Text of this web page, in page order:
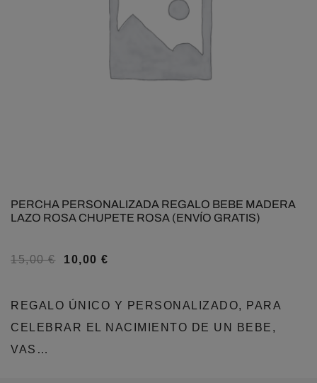
PERCHA PERSONALIZADA REGALO BEBE MADERA
LAZO ROSA CHUPETE ROSA (ENVÍO GRATIS)
15,00€ 10,00 €
REGALO ÚNICO Y PERSONALIZADO, PARA
CELEBRAR EL NACIMIENTO DE UN BEBE,
VAS…